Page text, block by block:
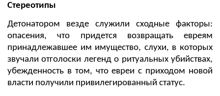
Стереотипы
Детонатором везде служили сходные факторы:
опасения, что придется возвращать евреям
принадлежавшее им имущество, слухи, в которых
звучали отголоски легенд о ритуальных убийствах,
убежденность в том, что евреи с приходом новой
власти получили привилегированный статус.